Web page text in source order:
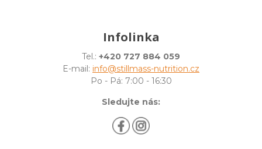
Infolinka
Tel.: +420 727 884 059
E-mail: info@stillmass-nutrition.cz
Po - Pá: 7:00 - 16:30
Sledujte nás: